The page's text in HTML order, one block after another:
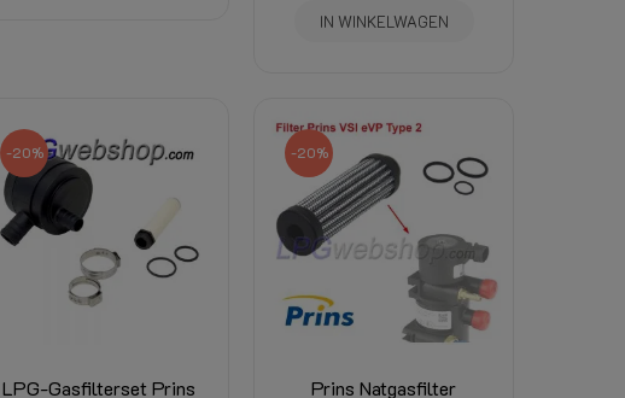
IN WINKELWAGEN
-20%
LPG-Gasfilterset Prins
-20%
Prins Natgasfilter